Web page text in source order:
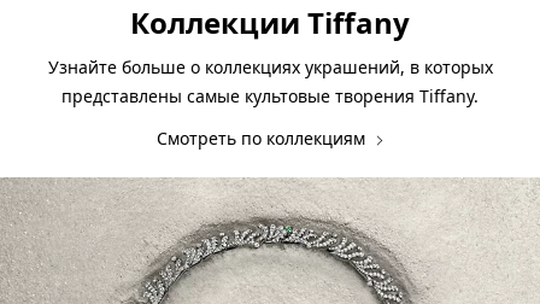
Коллекции Tiffany
Узнайте больше о коллекциях украшений, в которых
представлены самые культовые творения Tiffany.
Смотреть по коллекциям